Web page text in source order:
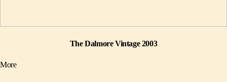
The Dalmore Vintage 2003
More